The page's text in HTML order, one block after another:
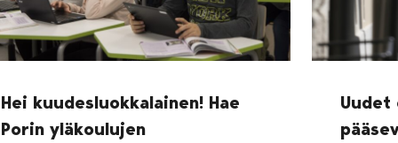
Hei kuudesluokkalainen! Hae
Porin yläkoulujen
Uudet